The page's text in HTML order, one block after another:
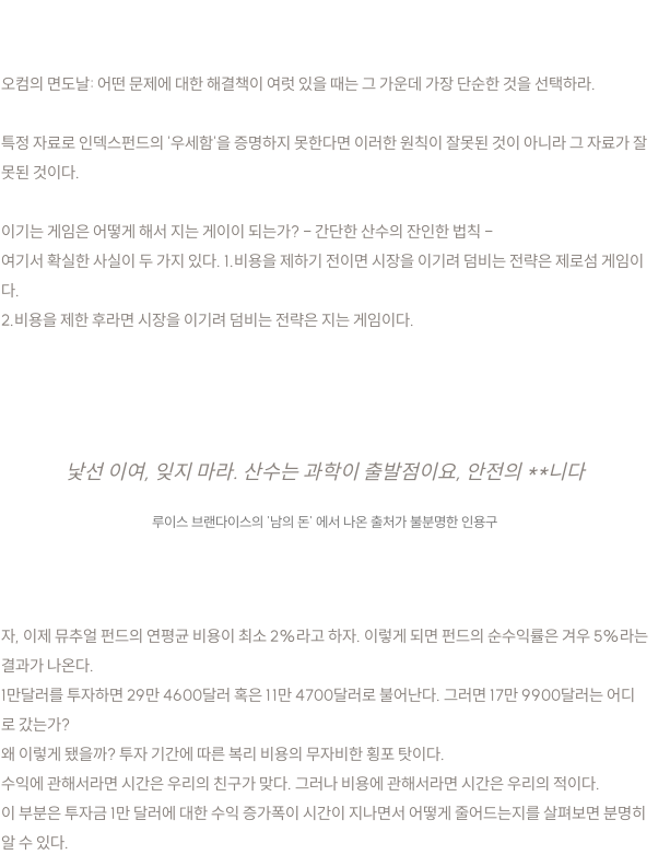
오컴의 면도날: 어떤 문제에 대한 해결책이 여럿 있을 때는 그 가운데 가장 단순한 것을 선택하라.
특정 자료로 인덱스펀드의 '우세함'을 증명하지 못한다면 이러한 원칙이 잘못된 것이 아니라 그 자료가 잘
못된 것이다.
이기는 게임은 어떻게 해서 지는 게이이 되는가? - 간단한 산수의 잔인한 법칙 -
여기서 확실한 사실이 두 가지 있다. 1.비용을 제하기 전이면 시장을 이기려 덤비는 전략은 제로섬 게임이
다.
2.비용을 제한 후라면 시장을 이기려 덤비는 전략은 지는 게임이다.
낯선 이여, 잊지 마라. 산수는 과학이 출발점이요, 안전의 **니다
루이스 브랜다이스의 '남의 돈' 에서 나온 출처가 불분명한 인용구
자, 이제 뮤추얼 펀드의 연평균 비용이 최소 2%라고 하자. 이렇게 되면 펀드의 순수익률은 겨우 5%라는
결과가 나온다.
1만달러를 투자하면 29만 4600달러 혹은 11만 4700달러로 불어난다. 그러면 17만 9900달러는 어디
로 갔는가?
왜 이렇게 됐을까? 투자 기간에 따른 복리 비용의 무자비한 횡포 탓이다.
수익에 관해서라면 시간은 우리의 친구가 맞다. 그러나 비용에 관해서라면 시간은 우리의 적이다.
이 부분은 투자금 1만 달러에 대한 수익 증가폭이 시간이 지나면서 어떻게 줄어드는지를 살펴보면 분명히
알 수 있다.